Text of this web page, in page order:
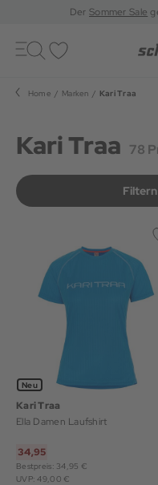
DerSommer Sale
Toggle
navigation
Home Marken Kari Traa
Kari Traa 78
Neu
Kari Traa
Ella Damen Laufshirt
34,95
Bestpreis: 34,95 €
UVP: 49,00 €